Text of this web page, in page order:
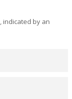
indicated by an